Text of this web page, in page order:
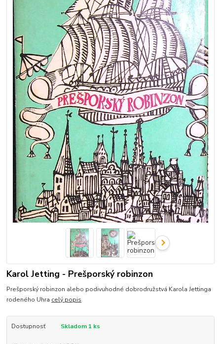
Karol Jetting - Prešporský robinzon
Prešporský robinzon alebo podivuhodné dobrodružstvá Karola Jettinga
rodeného Uhra celý popis
Dostupnosť Skladom 1 ks